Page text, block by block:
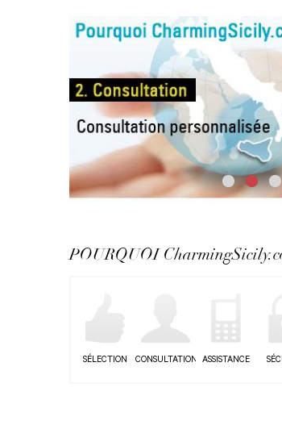
POURQUOI
SÉLECTION CONSULTATION ASSISTANCE